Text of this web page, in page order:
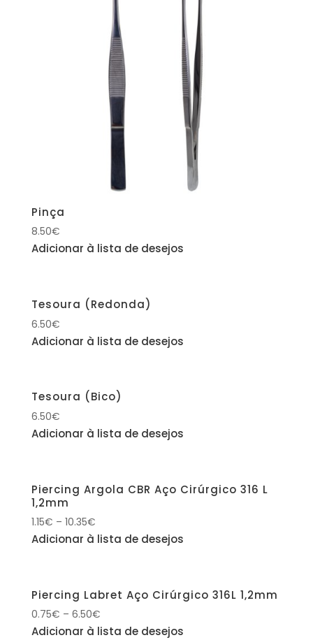
Pinça
8.50€
Adicionar à lista de desejos
Tesoura (Redonda)
6.50€
Adicionar à lista de desejos
Tesoura (Bico)
6.50€
Adicionar à lista de desejos
Piercing Argola CBR Aço Cirúrgico 316 L
1,2mm
1.15€ – 10.35€
Adicionar à lista de desejos
Piercing Labret Aço Cirúrgico 316L 1,2mm
0.75€ – 6.50€
Adicionar à lista de desejos